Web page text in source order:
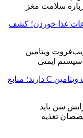
غذا خوردن؛ کشف
۷ ماده غذایی که بیشتر از گریپ‌فروت ویتامین C دارند؛ منابع